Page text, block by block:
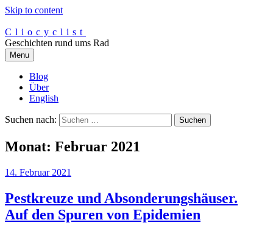
Skip to content
Cliocyclist
Geschichten rund ums Rad
Menu
Blog
Über
English
Suchen nach:
Monat: Februar 2021
14. Februar 2021
Pestkreuze und Absonderungshäuser.
Auf den Spuren von Epidemien